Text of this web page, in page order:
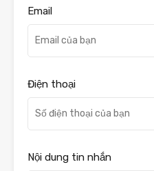
Email
Điện thoại
Nội dung tin nhắn